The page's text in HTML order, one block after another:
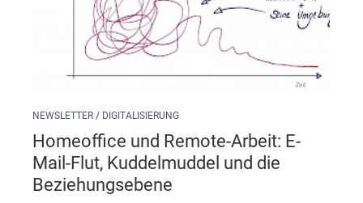
NEWSLETTER / DIGITALISIERUNG
Homeoffice und Remote-Arbeit: E-
Mail-Flut, Kuddelmuddel und die
Beziehungsebene